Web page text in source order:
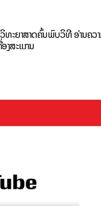
ທະຍາສາດຄົ້ນພົບວິທີ ອ່ານຄວ
ງສະແກນ